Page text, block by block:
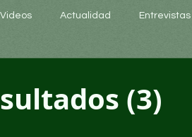
Videos Actualidad Entrevistas
(3)